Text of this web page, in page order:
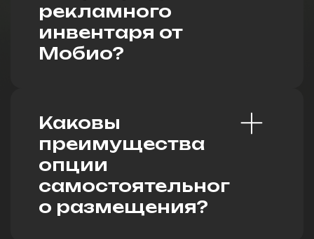
рекламного
инвентаря от
Мобио?
Каковы
преимущества
опции
самостоятельног
о размещения?